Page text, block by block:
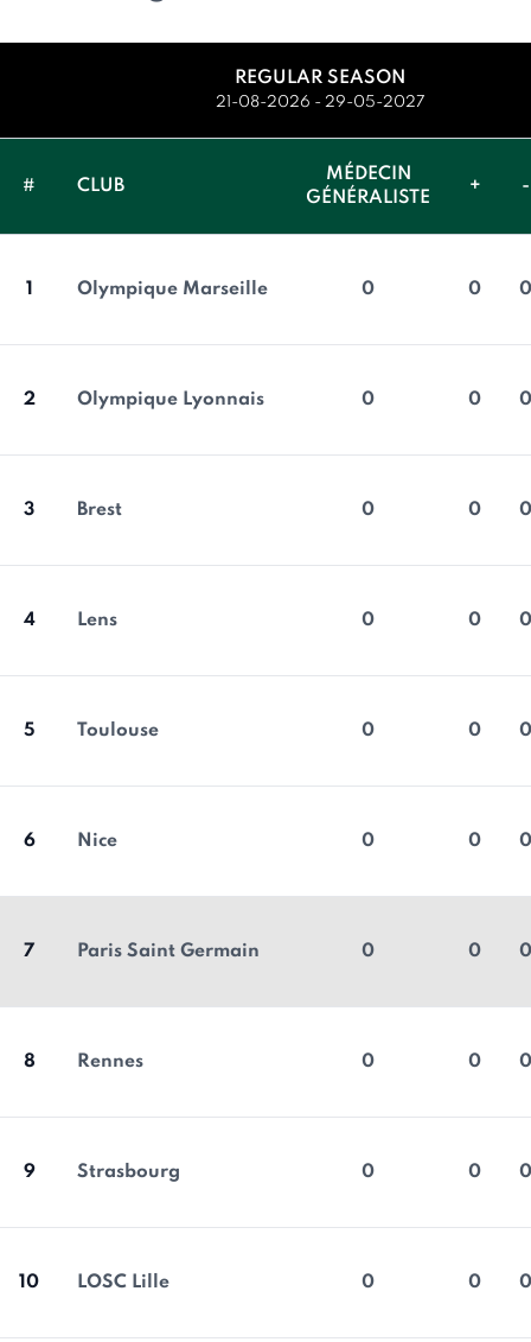
REGULAR SEASON
21-08-2026 - 29-05-2027
# CLUB
MÉDECIN
GÉNÉRALISTE
+ -
1 Olympique Marseille 0 0 0
2 Olympique Lyonnais 0 0 0
3 Brest 0 0 0
4 Lens 0 0 0
5 Toulouse 0 0 0
6 Nice 0 0 0
7 Paris Saint Germain 0 0 0
8 Rennes 0 0 0
9 Strasbourg 0 0 0
10 LOSC Lille 0 0 0